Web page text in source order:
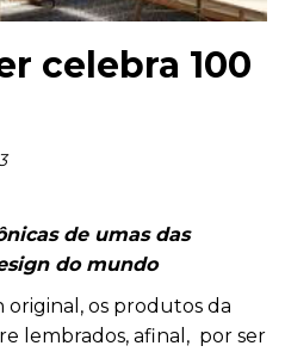
celebra 100
de umas das
do mundo
os produtos da
lembrados, afinal, por ser